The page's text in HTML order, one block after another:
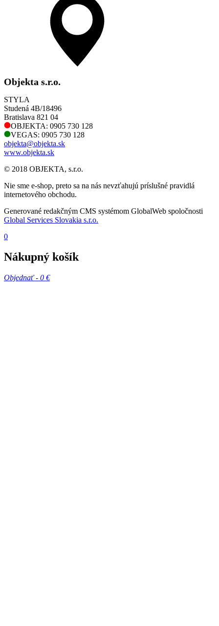
Objekta s.r.o.
STYLA
Studená 4B/18496
Bratislava 821 04
OBJEKTA: 0905 730 128
VEGAS: 0905 730 128
objekta@objekta.sk
www.objekta.sk
© 2018 OBJEKTA, s.r.o.
Nie sme e-shop, preto sa na nás nevzťahujú príslušné pravidlá
internetového obchodu.
Generované redakčným CMS systémom GlobalWeb spoločnosti
Global Services Slovakia s.r.o.
0
Nákupný košík
Objednať - 0 €